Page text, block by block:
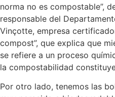
norma no es compostable”,
responsable del
Vinçotte, empresa
compost”, que explica que
se refiere a un proceso
la compostabilidad
Por otro lado, tenemos las